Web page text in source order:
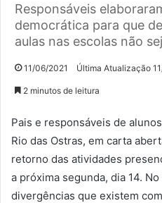
Responsáveis
democrática para que
aulas nas escolas não
11/06/2021 Última Atualização
2 minutos de leitura
Pais e responsáveis de
Rio das Ostras, em carta
retorno das atividades
a próxima segunda, dia 14.
divergências que existem